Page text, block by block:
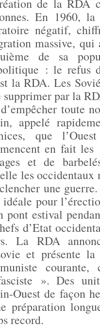
de la RDA
En 1960,
négatif,
massive,
de sa
: le refus
la RDA. Les
supprimer par la
toute
appelé
que
en fait
et de
les occidentaux
une
idéale pour
pont estival
d’Etat
La RDA
et présente
». Des
Ouest de façon
préparation
record.